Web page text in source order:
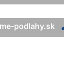
podlahy.sk